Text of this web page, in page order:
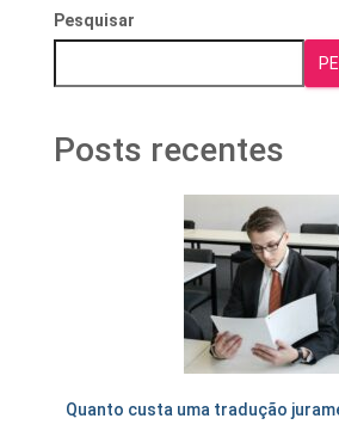
Pesquisar
Posts recentes
Quanto custa uma tradução